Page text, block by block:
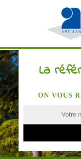
La
ON VOUS